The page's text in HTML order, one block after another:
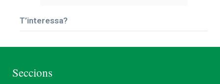
T’interessa?
Seccions